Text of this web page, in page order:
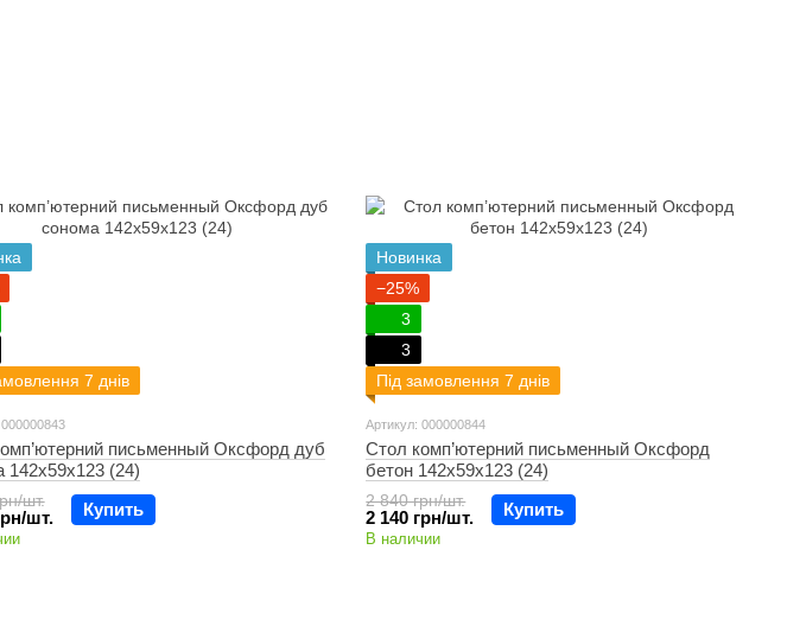
7 днів
письменный Оксфорд дуб
142х59х123 (24)
шт.
шт. Купить
Новинка
−25%
3
3
Під замовлення 7 днів
Артикул: 000000844
Стол комп’ютерний письменный Оксфорд
бетон 142х59х123 (24)
2 840 грн/шт.
2 140 грн/шт. Купить
В наличии